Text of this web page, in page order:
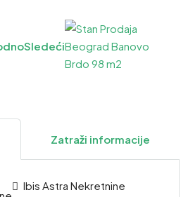
Sledeći
Zatraži informacije
Ibis Astra Nekretnine